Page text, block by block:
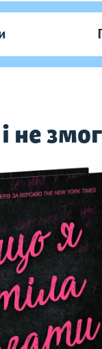
не